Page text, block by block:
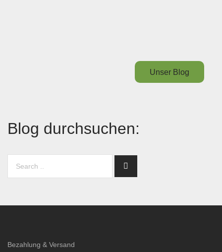
Unser Blog
Blog durchsuchen:
Bezahlung & Versand